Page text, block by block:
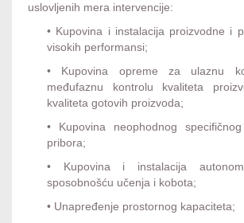
uslovljenih mera intervencije:
• Kupovina i instalacija proizvodne i
visokih performansi;
• Kupovina opreme za ulaznu
međufaznu kontrolu kvaliteta
kvaliteta gotovih proizvoda;
• Kupovina neophodnog
pribora;
• Kupovina i instalacija
sposobnošću učenja i kobota;
• Unapređenje prostornog kapaciteta;